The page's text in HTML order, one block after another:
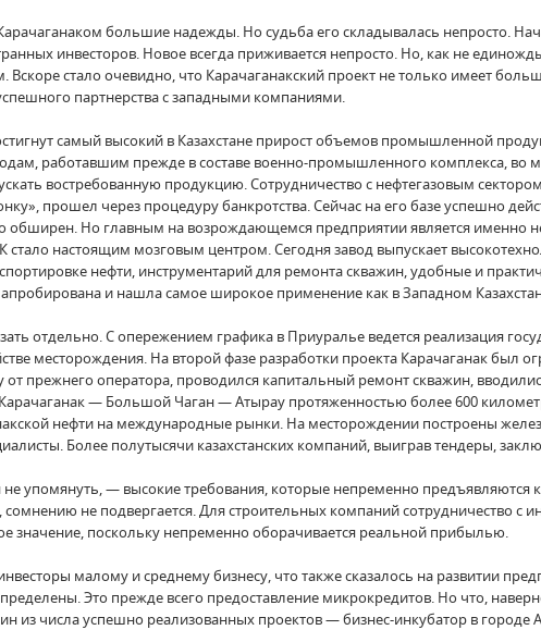
большие надежды. Но судьба его складывалась непросто.
инвесторов. Новое всегда приживается непросто. Но, как не
стало очевидно, что Карачаганакский проект не только имеет
партнерства с западными компаниями.
самый высокий в Казахстане прирост объемов промышленной
работавшим прежде в составе военно-промышленного комплекса, во
востребованную продукцию. Сотрудничество с нефтегазовым
прошел через процедуру банкротства. Сейчас на его базе успешно
обширен. Но главным на возрождающемся предприятии является именно
настоящим мозговым центром. Сегодня завод выпускает
нефти, инструментарий для ремонта скважин, удобные и
апробирована и нашла самое широкое применение как в Западном
отдельно. С опережением графика в Приуралье ведется реализация
месторождения. На второй фазе разработки проекта Карачаганак
прежнего оператора, проводился капитальный ремонт скважин,
— Большой Чаган — Атырау протяженностью более 600
нефти на международные рынки. На месторождении построены
Более полутысячи казахстанских компаний, выиграв тендеры,
упомянуть, — высокие требования, которые непременно
не подвергается. Для строительных компаний сотрудничество
значение, поскольку непременно оборачивается реальной прибылью.
малому и среднему бизнесу, что также сказалось на развитии
Это прежде всего предоставление микрокредитов. Но что,
из числа успешно реализованных проектов — бизнес-инкубатор в городе